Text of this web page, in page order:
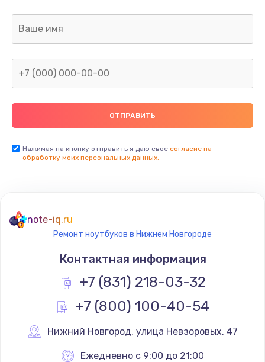
Заказать
Замена дисплея
1200 руб.
Заказать
Замена тачпада
1330 руб.
Заказать
Замена контроллера питания
Нажимая на кнопку отправить я даю свое согласие на
обработку моих персональных данных.
note-iq.ru
Ремонт ноутбуков в Нижнем Новгороде
Контактная информация
+7 (831) 218-03-32
+7 (800) 100-40-54
Нижний Новгород, улица Невзоровых, 47
Ежедневно с 9:00 до 21:00